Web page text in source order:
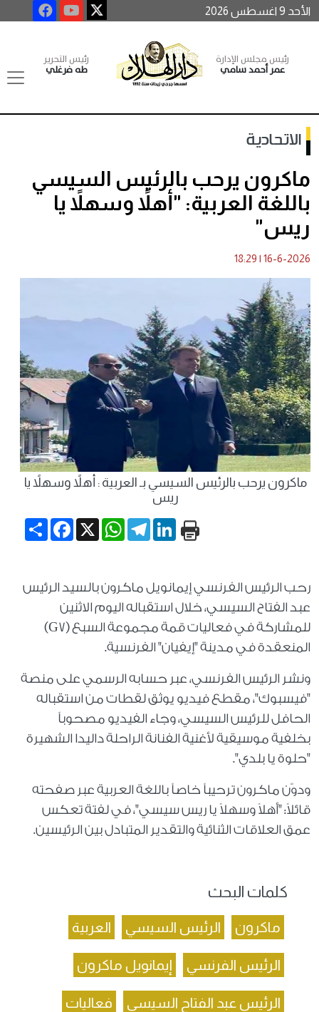
الأحد 9 اغسطس 2026
رئيس مجلس الإدارة
عمر أحمد سامي
رئيس التحرير
طه فرغلي
الاتحادية
ماكرون يرحب بالرئيس السيسي
باللغة العربية: "أهلاً وسهلاً يا
ريس"
16-6-2026
|
18:29
ماكرون يرحب بالرئيس السيسي بـ العربية : أهلاً وسهلاً يا
ريس
Share
Facebook X
WhatsApp
TelegramLinkedIn
رحب الرئيس الفرنسي إيمانويل ماكرون بالسيد الرئيس
عبد الفتاح السيسي، خلال استقباله اليوم الاثنين
للمشاركة في فعاليات قمة مجموعة السبع (G7)
المنعقدة في مدينة "إيفيان" الفرنسية.
ونشر الرئيس الفرنسي، عبر حسابه الرسمي على منصة
"فيسبوك"، مقطع فيديو يوثق لقطات من استقباله
الحافل للرئيس السيسي، وجاء الفيديو مصحوباً
بخلفية موسيقية لأغنية الفنانة الراحلة داليدا الشهيرة
"حلوة يا بلدي".
ودوّن ماكرون ترحيباً خاصاً باللغة العربية عبر صفحته
قائلاً: "أهلاً وسهلاً يا ريس سيسي"، في لفتة تعكس
عمق العلاقات الثنائية والتقدير المتبادل بين الرئيسين.
كلمات البحث
ماكرون الرئيس السيسي العربية
الرئيس الفرنسي إيمانويل ماكرون
الرئيس عبد الفتاح السيسي فعاليات